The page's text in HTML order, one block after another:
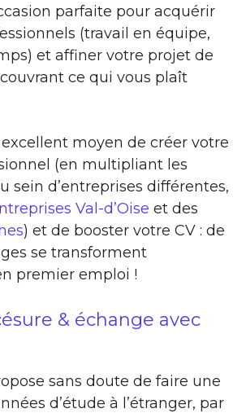
parfaite pour acquérir
(travail en équipe,
et affiner votre projet de
ce qui vous plaît
excellent moyen de créer votre
(en multipliant les
sein d’entreprises différentes,
Val-d’Oise et des
) et de booster votre CV : de
se transforment
premier emploi !
& échange avec
sans doute de faire une
d’étude à l’étranger, par